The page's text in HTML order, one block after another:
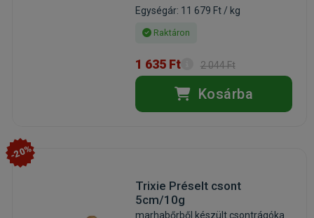
Egységár: 11 679 Ft / kg
Raktáron
1 635 Ft 2 044 Ft
Kosárba
-20%
Trixie Préselt csont
5cm/10g
marhabőrből készült csontrágóka